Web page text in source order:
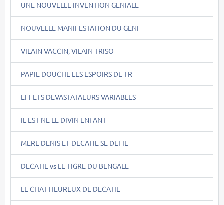
UNE NOUVELLE INVENTION GENIALE
NOUVELLE MANIFESTATION DU GENI
VILAIN VACCIN, VILAIN TRISO
PAPIE DOUCHE LES ESPOIRS DE TR
EFFETS DEVASTATAEURS VARIABLES
IL EST NE LE DIVIN ENFANT
MERE DENIS ET DECATIE SE DEFIE
DECATIE vs LE TIGRE DU BENGALE
LE CHAT HEUREUX DE DECATIE